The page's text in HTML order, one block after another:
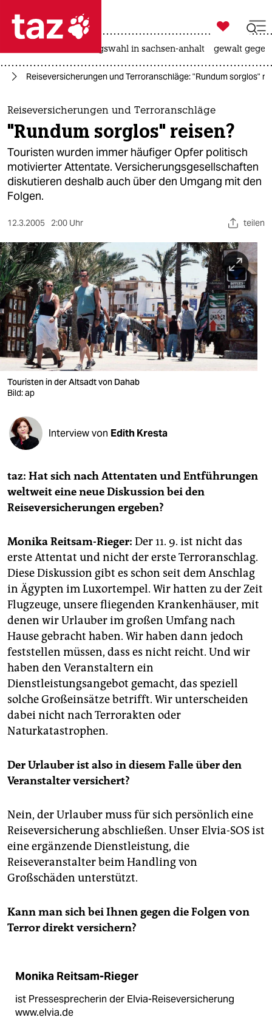
 taz zahl ich
taz zahl ich
themen
politik
öko
gesellschaft
kultur
sport
berlin
nord
wahrheit
verlag
verlag
shop
fragen & hilfe
unterstützen
abo
epaper login

taz zahl ich
landtagswahl in sachsen-anhalt gewalt
Reiseversicherungen und Terroranschläge: "Rundum sorglos"
Reiseversicherungen und Terroranschläge
"Rundum sorglos" reisen?
Touristen wurden immer häufiger Opfer politisch
motivierter Attentate. Versicherungsgesellschaften
diskutieren deshalb auch über den Umgang mit den
Folgen.
12.3.2005 2:00 Uhr teilen
Touristen in der Altsadt von Dahab
Bild: ap
Interview von Edith Kresta
taz: Hat sich nach Attentaten und Entführungen
weltweit eine neue Diskussion bei den
Reiseversicherungen ergeben?
Monika Reitsam-Rieger: Der 11. 9. ist nicht das
erste Attentat und nicht der erste Terroranschlag.
Diese Diskussion gibt es schon seit dem Anschlag
in Ägypten im Luxortempel. Wir hatten zu der Zeit
Flugzeuge, unsere fliegenden Krankenhäuser, mit
denen wir Urlauber im großen Umfang nach
Hause gebracht haben. Wir haben dann jedoch
feststellen müssen, dass es nicht reicht. Und wir
haben den Veranstaltern ein
Dienstleistungsangebot gemacht, das speziell
solche Großeinsätze betrifft. Wir unterscheiden
dabei nicht nach Terrorakten oder
Naturkatastrophen.
Der Urlauber ist also in diesem Falle über den
Veranstalter versichert?
Nein, der Urlauber muss für sich persönlich eine
Reiseversicherung abschließen. Unser Elvia-SOS ist
eine ergänzende Dienstleistung, die
Reiseveranstalter beim Handling von
Großschäden unterstützt.
Kann man sich bei Ihnen gegen die Folgen von
Terror direkt versichern?
Monika Reitsam-Rieger
ist Pressesprecherin der Elvia-Reiseversicherung
www.elvia.de